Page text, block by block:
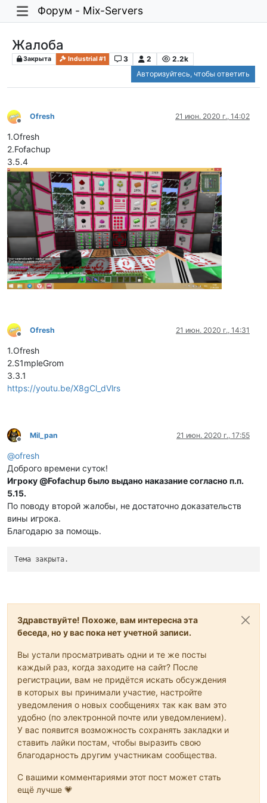
Форум - Mix-Servers
Жалоба
Закрыта Industrial #1 3 2
2.2k
Авторизуйтесь, чтобы ответить
Не в сети
Ofresh 21 июн. 2020 г., 14:02
1.Ofresh
2.Fofachup
3.5.4
Не в сети
Ofresh 21 июн. 2020 г., 14:31
1.Ofresh
2.S1mpleGrom
3.3.1
https://youtu.be/X8gCl_dVlrs
Не в сети
Mil_pan 21 июн. 2020 г., 17:55
@ofresh
Доброго времени суток!
Игроку @Fofachup было выдано наказание согласно п.п.
5.15.
По поводу второй жалобы, не достаточно доказательств
вины игрока.
Благодарю за помощь.
Тема закрыта.
Здравствуйте! Похоже, вам интересна эта
беседа, но у вас пока нет учетной записи.
Вы устали просматривать одни и те же посты
каждый раз, когда заходите на сайт? После
регистрации, вам не придётся искать обсуждения
в которых вы принимали участие, настройте
уведомления о новых сообщениях так как вам это
удобно (по электронной почте или уведомлением).
У вас появится возможность сохранять закладки и
ставить лайки постам, чтобы выразить свою
благодарность другим участникам сообщества.
С вашими комментариями этот пост может стать
ещё лучше 💗